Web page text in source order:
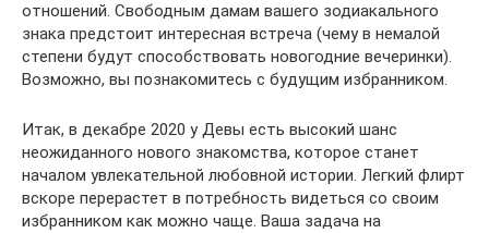
отношений. Свободным дамам вашего зодиакального
знака предстоит интересная встреча (чему в немалой
степени будут способствовать новогодние вечеринки).
Возможно, вы познакомитесь с будущим избранником.
Итак, в декабре 2020 у Девы есть высокий шанс
неожиданного нового знакомства, которое станет
началом увлекательной любовной истории. Легкий флирт
вскоре перерастет в потребность видеться со своим
избранником как можно чаще. Ваша задача на